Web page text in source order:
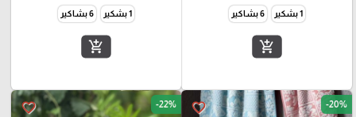
1 بشكير 6 بشاكير
add_shopping_cart
1 بشكير 6 بشاكير
add_shopping_cart
favorite_border -20%
favorite_border -22%